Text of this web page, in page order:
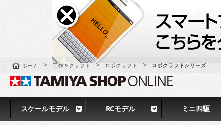
スケールモデル RCモデル ミニ四駆
ホーム > 工作＆クラフト > ロボクラフト > ロボクラフトシリーズ